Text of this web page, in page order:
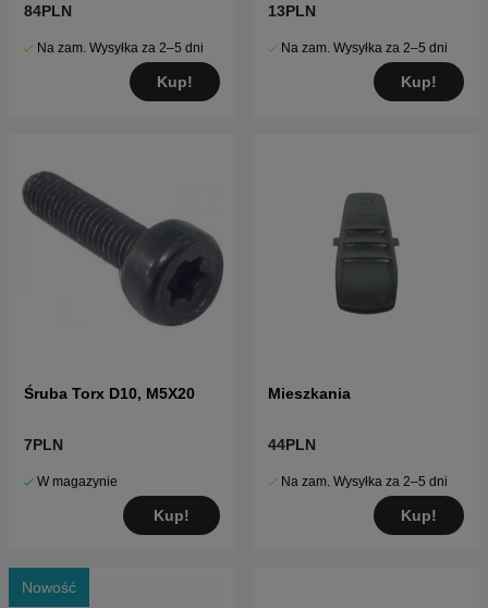
84PLN
Na zam. Wysyłka za 2–5 dni
Kup!
13PLN
Na zam. Wysyłka za 2–5 dni
Kup!
Śruba Torx D10, M5X20
7PLN
W magazynie
Kup!
Mieszkania
44PLN
Na zam. Wysyłka za 2–5 dni
Kup!
Nowość